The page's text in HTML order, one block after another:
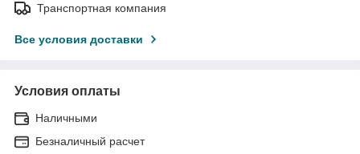
Транспортная компания
Все условия доставки
Условия оплаты
Наличными
Безналичный расчет